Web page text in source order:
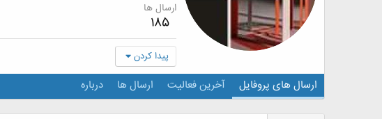
ارسال ها
185
پیدا کردن
ارسال های پروفایل آخرین فعالیت ارسال ها درباره